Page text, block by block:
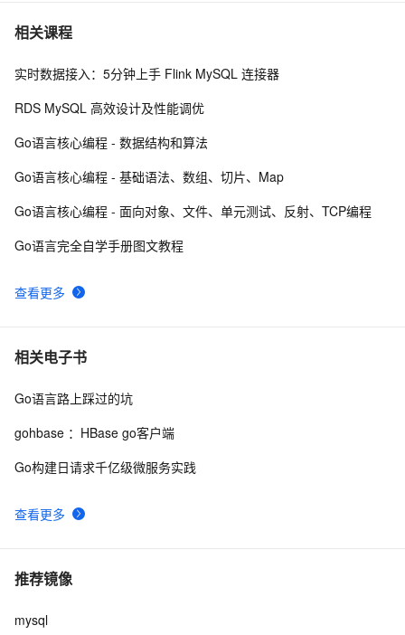
7 Mysql笔记--常用命令
8 MySQL调优
10mysql 主从复制实现原理
相关课程
查看更多
实时数据接入：5分钟上手 Flink MySQL 连接器
RDS MySQL 高效设计及性能调优
Go语言核心编程 - 数据结构和算法
Go语言核心编程 - 基础语法、数组、切片、Map
Go语言核心编程 - 面向对象、文件、单元测试、反射、TCP编程
Go语言完全自学手册图文教程
相关电子书
查看更多
Go语言路上踩过的坑
gohbase ：HBase go客户端
Go构建日请求千亿级微服务实践
推荐镜像
mysql